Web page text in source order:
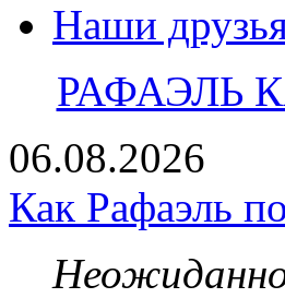
Наши
РАФАЭЛЬ
06.08.2026
Как Рафаэль